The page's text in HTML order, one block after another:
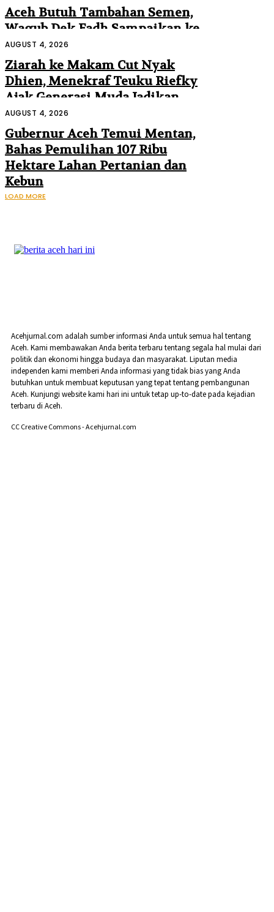
Aceh Butuh Tambahan Semen,
Wagub Dek Fadh Sampaikan ke
Mendagri dan Danantara
AUGUST 4, 2026
Ziarah ke Makam Cut Nyak
Dhien, Menekraf Teuku Riefky
Ajak Generasi Muda Jadikan
Sejarah Inspirasi Masa Depan
AUGUST 4, 2026
Gubernur Aceh Temui Mentan,
Bahas Pemulihan 107 Ribu
Hektare Lahan Pertanian dan
Kebun
LOAD MORE
Acehjurnal.com adalah sumber informasi Anda untuk semua hal tentang
Aceh. Kami membawakan Anda berita terbaru tentang segala hal mulai dari
politik dan ekonomi hingga budaya dan masyarakat. Liputan media
independen kami memberi Anda informasi yang tidak bias yang Anda
butuhkan untuk membuat keputusan yang tepat tentang pembangunan
Aceh. Kunjungi website kami hari ini untuk tetap up-to-date pada kejadian
terbaru di Aceh.
CC Creative Commons - Acehjurnal.com